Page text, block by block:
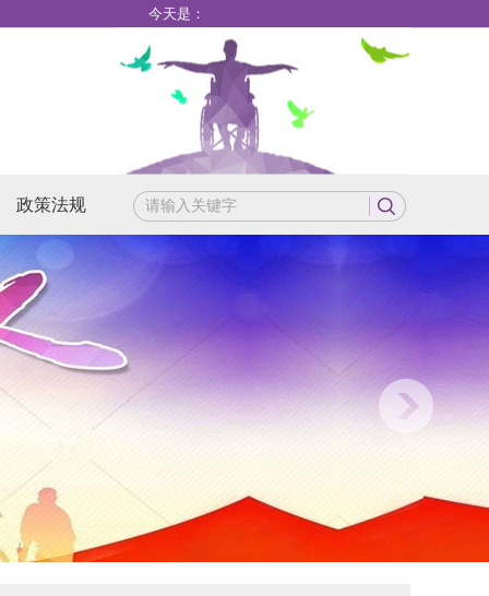
今天是：
政策法规